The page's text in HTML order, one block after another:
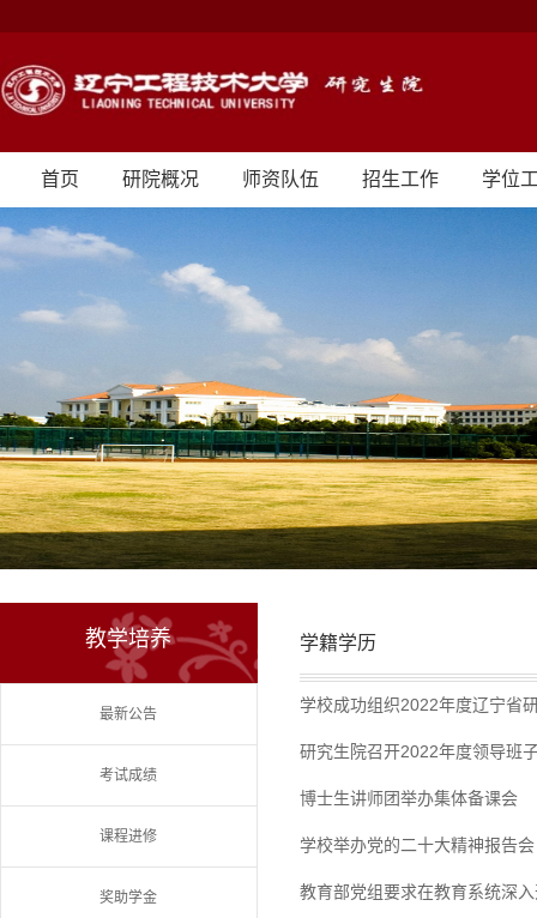
首页 研院概况 师资队伍 招生工作 学位
教学培养
最新公告
考试成绩
课程进修
奖助学金
学籍学历
学校成功组织2022年度辽宁省
研究生院召开2022年度领导班
博士生讲师团举办集体备课会
学校举办党的二十大精神报告会
教育部党组要求在教育系统深